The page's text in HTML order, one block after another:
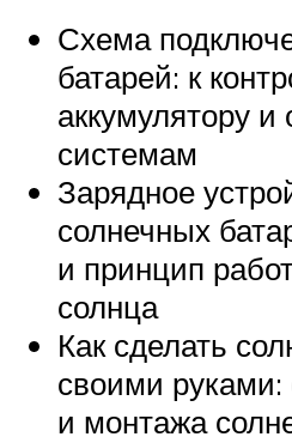
Схема
батарей: к
аккумулятору
системам
Зарядное
солнечных
и принцип
солнца
Как сделать
своими руками:
и монтажа